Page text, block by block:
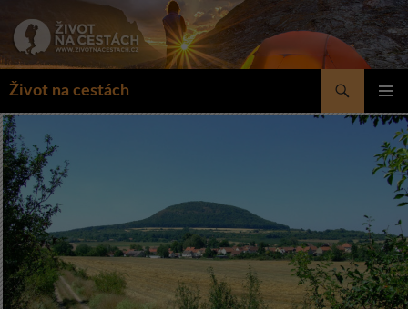
obsahu
Život na cestách
Hledat
MENU